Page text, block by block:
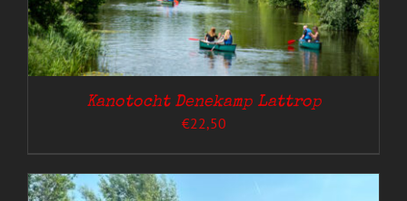
Kanotocht Denekamp Lattrop
€22,50